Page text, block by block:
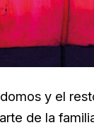
y el
de la